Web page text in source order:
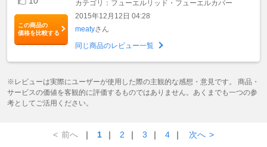
この商品の
価格を比較する
カテゴリ：フューエルリッド・フューエルカバー
2015年12月12日 04:28
meatyさん
同じ商品のレビュー一覧
※レビューは実際にユーザーが使用した際の主観的な感想・意見です。 商品・
サービスの価値を客観的に評価するものではありません。あくまでも一つの参
考としてご活用ください。
< 前へ ｜ 1 ｜ 2 ｜ 3 ｜ 4 ｜ 次へ >